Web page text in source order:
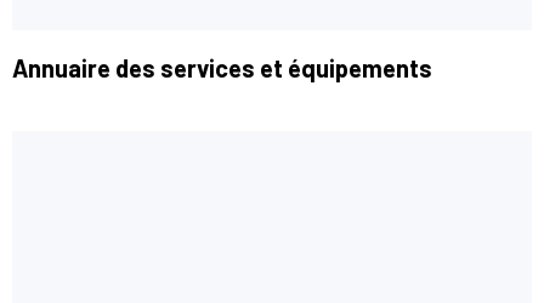
Annuaire des services et équipements